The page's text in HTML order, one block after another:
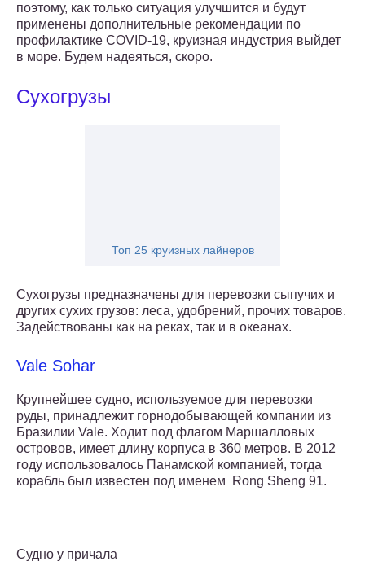
поэтому, как только ситуация улучшится и будут
применены дополнительные рекомендации по
профилактике COVID-19, круизная индустрия выйдет
в море. Будем надеяться, скоро.
Сухогрузы
Топ 25 круизных лайнеров
Сухогрузы предназначены для перевозки сыпучих и
других сухих грузов: леса, удобрений, прочих товаров.
Задействованы как на реках, так и в океанах.
Vale Sohar
Крупнейшее судно, используемое для перевозки
руды, принадлежит горнодобывающей компании из
Бразилии Vale. Ходит под флагом Маршалловых
островов, имеет длину корпуса в 360 метров. В 2012
году использовалось Панамской компанией, тогда
корабль был известен под именем Rong Sheng 91.
Судно у причала